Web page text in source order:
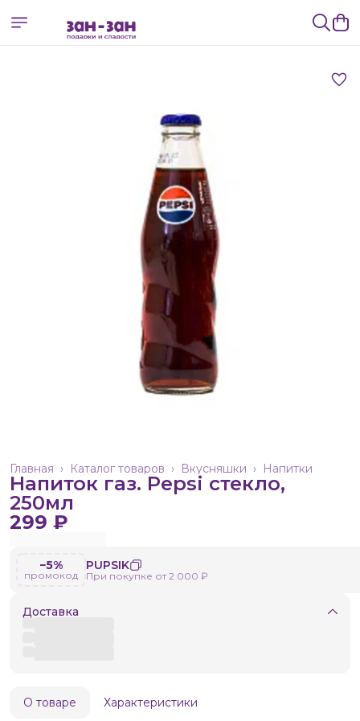
Напитки
Вкусняшки ›
Каталог товаров ›
Главная ›
Напиток газ. Pepsi стекло,
250мл
299 ₽
−5%
промокод
PUPSIK
При покупке от 2 000 ₽
Доставка
О товаре Характеристики